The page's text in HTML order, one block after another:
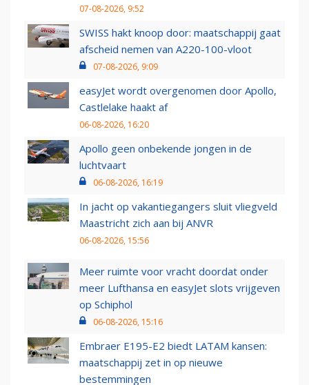
07-08-2026, 9:52
SWISS hakt knoop door: maatschappij gaat
afscheid nemen van A220-100-vloot
07-08-2026, 9:09
easyJet wordt overgenomen door Apollo,
Castlelake haakt af
06-08-2026, 16:20
Apollo geen onbekende jongen in de
luchtvaart
06-08-2026, 16:19
In jacht op vakantiegangers sluit vliegveld
Maastricht zich aan bij ANVR
06-08-2026, 15:56
Meer ruimte voor vracht doordat onder
meer Lufthansa en easyJet slots vrijgeven
op Schiphol
06-08-2026, 15:16
Embraer E195-E2 biedt LATAM kansen:
maatschappij zet in op nieuwe
bestemmingen